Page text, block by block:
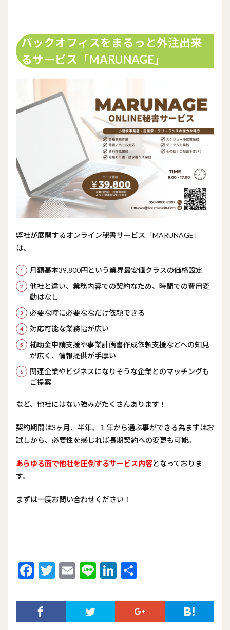
バックオフィスをまるっと外注出来
るサービス「MARUNAGE」
弊社が展開するオンライン秘書サービス「MARUNAGE」
は、
月額基本39,800円という業界最安値クラスの価格設定
他社と違い、業務内容での契約なため、時間での費用変
動はなし
必要な時に必要ななだけ依頼できる
対応可能な業務幅が広い
補助金申請支援や事業計画書作成依頼支援などへの知見
が広く、情報提供が手厚い
関連企業やビジネスになりそうな企業とのマッチングも
ご提案
など、他社にはない強みがたくさんあります！
契約期間は3ヶ月、半年、１年から選ぶ事ができる為まずはお
試しから、必要性を感じれば長期契約への変更も可能。
あらゆる面で他社を圧倒するサービス内容となっておりま
す。
まずは一度お問い合わせください！
F
e
b
T
itt
er
E
ai
l
Li
e
Li
ke
dI